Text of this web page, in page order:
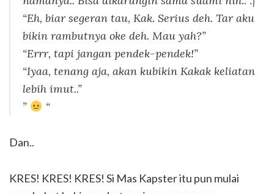
“Eh, biar segeran tau, Kak. Serius deh. Tar aku
bikin rambutnya oke deh. Mau yah?”
“Errr, tapi jangan pendek-pendek!”
“Iyaa, tenang aja, akan kubikin Kakak keliatan
lebih imut..”
”
“
Dan..
KRES! KRES! KRES! Si Mas Kapster itu pun mulai